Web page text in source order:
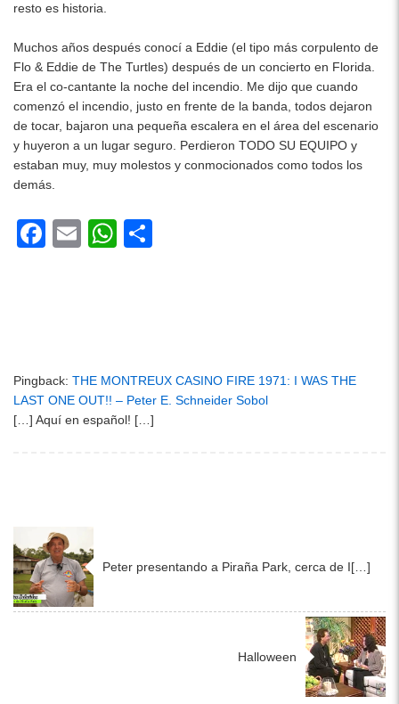
resto es historia.
Muchos años después conocí a Eddie (el tipo más corpulento de
Flo & Eddie de The Turtles) después de un concierto en Florida.
Era el co-cantante la noche del incendio. Me dijo que cuando
comenzó el incendio, justo en frente de la banda, todos dejaron
de tocar, bajaron una pequeña escalera en el área del escenario
y huyeron a un lugar seguro. Perdieron TODO SU EQUIPO y
estaban muy, muy molestos y conmocionados como todos los
demás.
F
o
o
k
E
W
p
p
Pingback: THE MONTREUX CASINO FIRE 1971: I WAS THE
LAST ONE OUT!! – Peter E. Schneider Sobol
[…] Aquí en español! […]
Peter presentando a Piraña Park, cerca de I[…]
Halloween